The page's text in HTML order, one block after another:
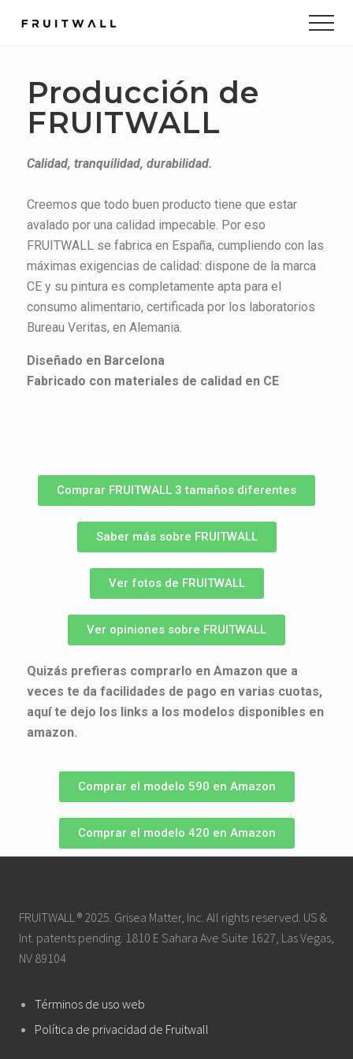
Producción de
FRUITWALL
Calidad, tranquilidad, durabilidad.
Creemos que todo buen producto tiene que estar
avalado por una calidad impecable. Por eso
FRUITWALL se fabrica en España, cumpliendo con las
máximas exigencias de calidad: dispone de la marca
CE y su pintura es completamente apta para el
consumo alimentario, certificada por los laboratorios
Bureau Veritas, en Alemania.
Diseñado en Barcelona
Fabricado con materiales de calidad en CE
Comprar FRUITWALL 3 tamaños diferentes
Saber más sobre FRUITWALL
Ver fotos de FRUITWALL
Ver opiniones sobre FRUITWALL
Quizás prefieras comprarlo en Amazon que a
veces te da facilidades de pago en varias cuotas,
aquí te dejo los links a los modelos disponibles en
amazon.
Comprar el modelo 590 en Amazon
Comprar el modelo 420 en Amazon
FRUITWALL ® 2025. Grisea Matter, Inc. All rights reserved. US &
Int. patents pending. 1810 E Sahara Ave Suite 1627, Las Vegas,
NV 89104
Términos de uso web
Política de privacidad de Fruitwall